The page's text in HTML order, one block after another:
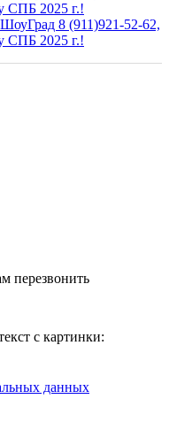
перезвонить
с картинки:
данных